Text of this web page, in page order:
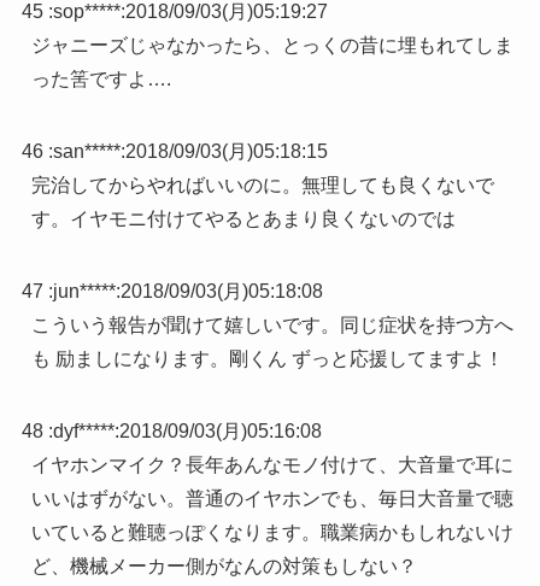
45 :sop*****:2018/09/03(月)05:19:27
ジャニーズじゃなかったら、とっくの昔に埋もれてしま
った筈ですよ….
46 :san*****:2018/09/03(月)05:18:15
完治してからやればいいのに。無理しても良くないで
す。イヤモニ付けてやるとあまり良くないのでは
47 :jun*****:2018/09/03(月)05:18:08
こういう報告が聞けて嬉しいです。同じ症状を持つ方へ
も 励ましになります。剛くん ずっと応援してますよ！
48 :dyf*****:2018/09/03(月)05:16:08
イヤホンマイク？長年あんなモノ付けて、大音量で耳に
いいはずがない。普通のイヤホンでも、毎日大音量で聴
いていると難聴っぽくなります。職業病かもしれないけ
ど、機械メーカー側がなんの対策もしない？